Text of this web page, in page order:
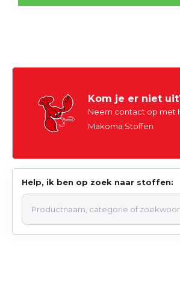
Kom je er niet
Neem contact op met
Makoma Stoffen
Help, ik ben op zoek naar stoffen: